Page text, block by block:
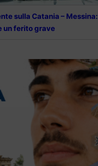
sulla Catania –
un ferito grave